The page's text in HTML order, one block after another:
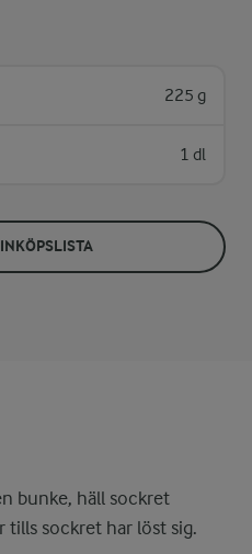
225 g
1 dl
bunke, häll sockret
tills sockret har löst sig.